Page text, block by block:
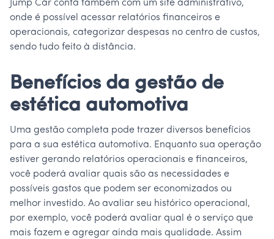
Jump Car conta também com um site administrativo,
onde é possível acessar relatórios financeiros e
operacionais, categorizar despesas no centro de custos,
sendo tudo feito à distância.
Benefícios da gestão de
estética automotiva
Uma gestão completa pode trazer diversos benefícios
para a sua estética automotiva. Enquanto sua operação
estiver gerando relatórios operacionais e financeiros,
você poderá avaliar quais são as necessidades e
possíveis gastos que podem ser economizados ou
melhor investido. Ao avaliar seu histórico operacional,
por exemplo, você poderá avaliar qual é o serviço que
mais fazem e agregar ainda mais qualidade. Assim